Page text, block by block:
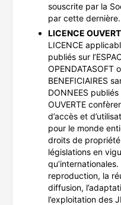
souscrite par la
par cette dernière.
LICENCE
LICENCE
publiés sur
OPENDATASOFT
BENEFICIAIRES
DONNEES
OUVERTE
d’accès et
pour le monde
droits de
législations en
reproduction, la
diffusion,
l’exploitation des